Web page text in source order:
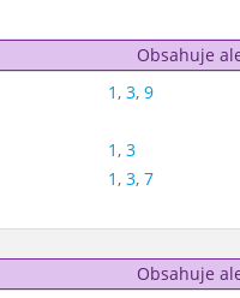
Obsahuje
1, 3, 9
1, 3
1, 3, 7
Obsahuje